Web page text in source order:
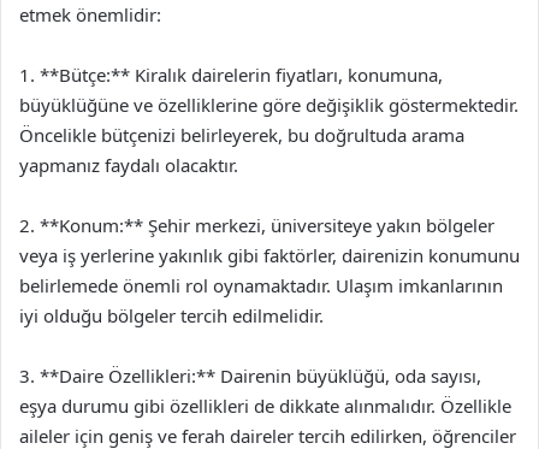
etmek önemlidir:
1. **Bütçe:** Kiralık dairelerin fiyatları, konumuna,
büyüklüğüne ve özelliklerine göre değişiklik göstermektedir.
Öncelikle bütçenizi belirleyerek, bu doğrultuda arama
yapmanız faydalı olacaktır.
2. **Konum:** Şehir merkezi, üniversiteye yakın bölgeler
veya iş yerlerine yakınlık gibi faktörler, dairenizin konumunu
belirlemede önemli rol oynamaktadır. Ulaşım imkanlarının
iyi olduğu bölgeler tercih edilmelidir.
3. **Daire Özellikleri:** Dairenin büyüklüğü, oda sayısı,
eşya durumu gibi özellikleri de dikkate alınmalıdır. Özellikle
aileler için geniş ve ferah daireler tercih edilirken, öğrenciler